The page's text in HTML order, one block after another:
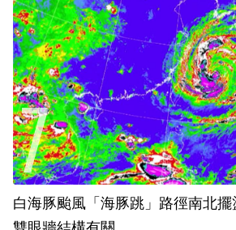
白海豚颱風「海豚跳」路徑南北